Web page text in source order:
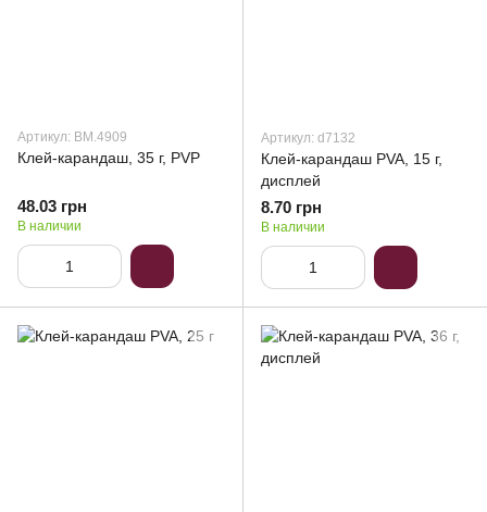
Артикул: BM.4909
Клей-карандаш, 35 г, PVP
48.03 грн
В наличии
Артикул: d7132
Клей-карандаш PVA, 15 г,
дисплей
8.70 грн
В наличии